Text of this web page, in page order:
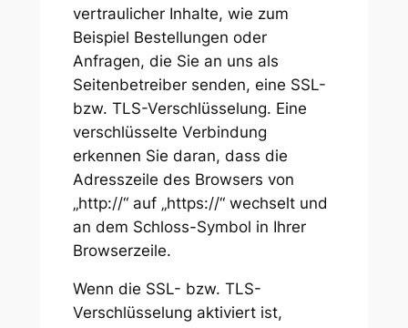
vertraulicher Inhalte, wie zum
Beispiel Bestellungen oder
Anfragen, die Sie an uns als
Seitenbetreiber senden, eine SSL-
bzw. TLS-Verschlüsselung. Eine
verschlüsselte Verbindung
erkennen Sie daran, dass die
Adresszeile des Browsers von
„http://“ auf „https://“ wechselt und
an dem Schloss-Symbol in Ihrer
Browserzeile.
Wenn die SSL- bzw. TLS-
Verschlüsselung aktiviert ist,